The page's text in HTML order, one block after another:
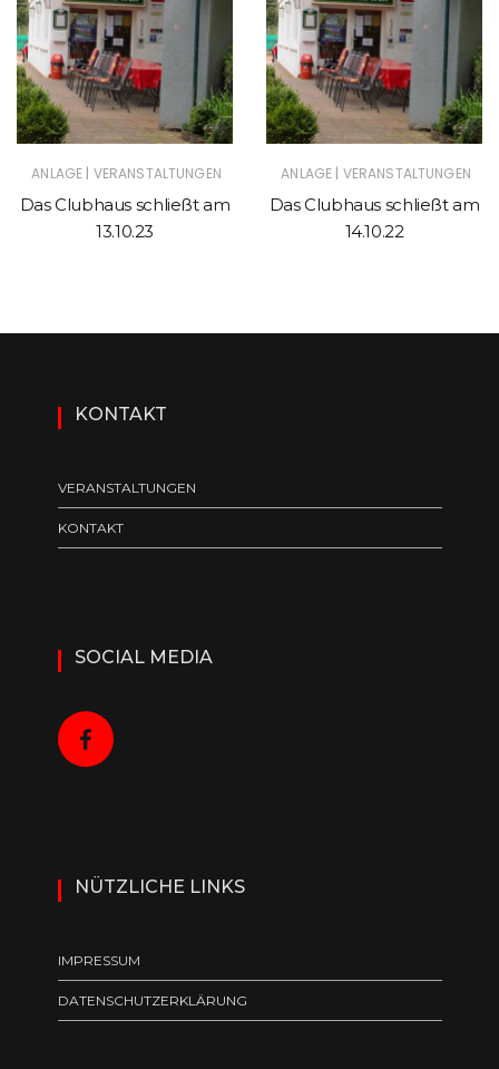
ANLAGE | VERANSTALTUNGEN
Das Clubhaus schließt am
13.10.23
ANLAGE | VERANSTALTUNGEN
Das Clubhaus schließt am
14.10.22
KONTAKT
VERANSTALTUNGEN
KONTAKT
SOCIAL MEDIA
NÜTZLICHE LINKS
IMPRESSUM
DATENSCHUTZERKLÄRUNG